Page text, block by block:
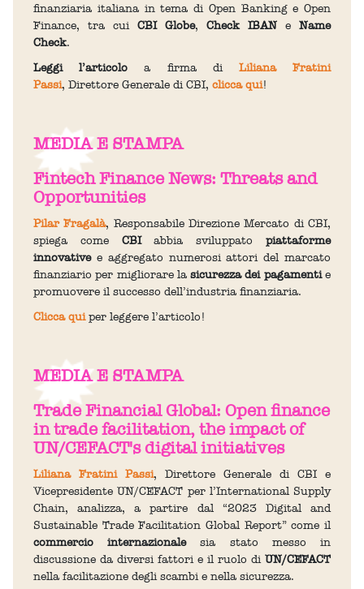
finanziaria italiana in tema di Open Banking e Open
Finance, tra cui CBI Globe, Check IBAN e Name
Check.
Leggi l’articolo a firma di Liliana Fratini
Passi, Direttore Generale di CBI, clicca qui!
MEDIA E STAMPA
Fintech Finance News: Threats and
Opportunities
Pilar Fragalà, Responsabile Direzione Mercato di CBI,
spiega come CBIabbia sviluppatopiattaforme
innovativee aggregato numerosi attori del marcato
finanziario per migliorare lasicurezza dei pagamentie
promuovere il successo dell’industria finanziaria.
Clicca quiper leggere l’articolo!
MEDIA E STAMPA
Trade Financial Global: Open finance
in trade facilitation, the impact of
UN/CEFACT's digital initiatives
Liliana Fratini Passi, Direttore Generale di CBI e
Vicepresidente UN/CEFACT per l’International Supply
Chain, analizza, a partire dal “2023 Digital and
Sustainable Trade Facilitation Global Report” come il
commercio internazionalesia stato messo in
discussione da diversi fattori e il ruolo di UN/CEFACT
nella facilitazione degli scambi e nella sicurezza.